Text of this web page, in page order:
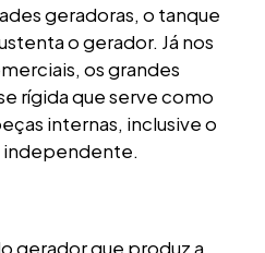
geradoras, o tanque
o gerador. Já nos
os grandes
rígida que serve como
internas, inclusive o
independente.
gerador que produz a